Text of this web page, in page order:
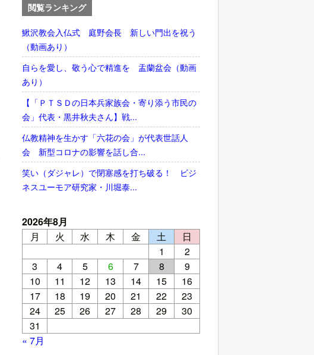
閲覧ランキング
鰍沢教会入仏式 庭野会長 新しい門出を祝う
（動画あり）
自らを愛し、敬う心で精進を 盂蘭盆会（動画
あり）
【「ＰＴＳＤの日本兵家族会・寄り添う市民の
会」代表・黒井秋夫さん】戦...
仏教精神を生かす「六花の会」が代表世話人
会 新型コロナの影響を話し合...
笑い（ダジャレ）で閉塞感を打ち破る！ ビジ
ネスユーモア研究家・川堀泰...
2026年8月
月
火 水 木 金 土
日
1
2
3
4 5 6 7 8
9
10
11 12 13 14 15
16
17
18 19 20 21 22
23
24
25 26 27 28 29
30
31
« 7月